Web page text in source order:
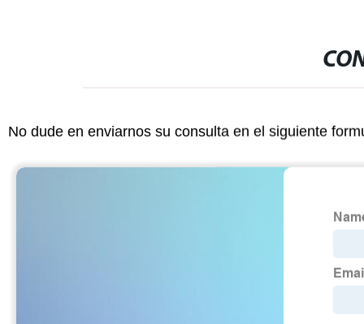
No dude en enviarnos su consulta en el siguiente